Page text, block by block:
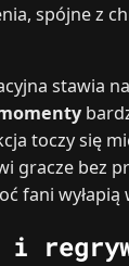
spójne z
stawia na
toczy się
gracze bez
fani
i